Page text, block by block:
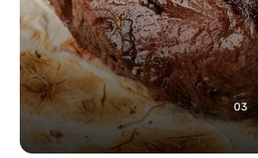
Сало
Птица
Курдючная баранина
Крольчатина
Мясторики для детей
Собственное производство
Мясная продукция
Консервация
Сыры
Масло
03